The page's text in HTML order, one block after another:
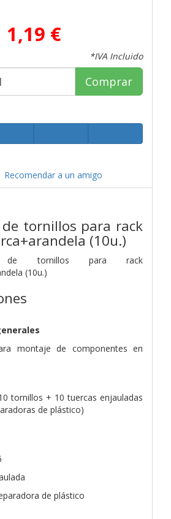
1,19 €
*IVA Incluido
Comprar
Recomendar a un amigo
de tornillos para rack
(10u.)
de tornillos para rack
(10u.)
montaje de componentes en
tornillos + 10 tuercas enjauladas
de plástico)
de plástico